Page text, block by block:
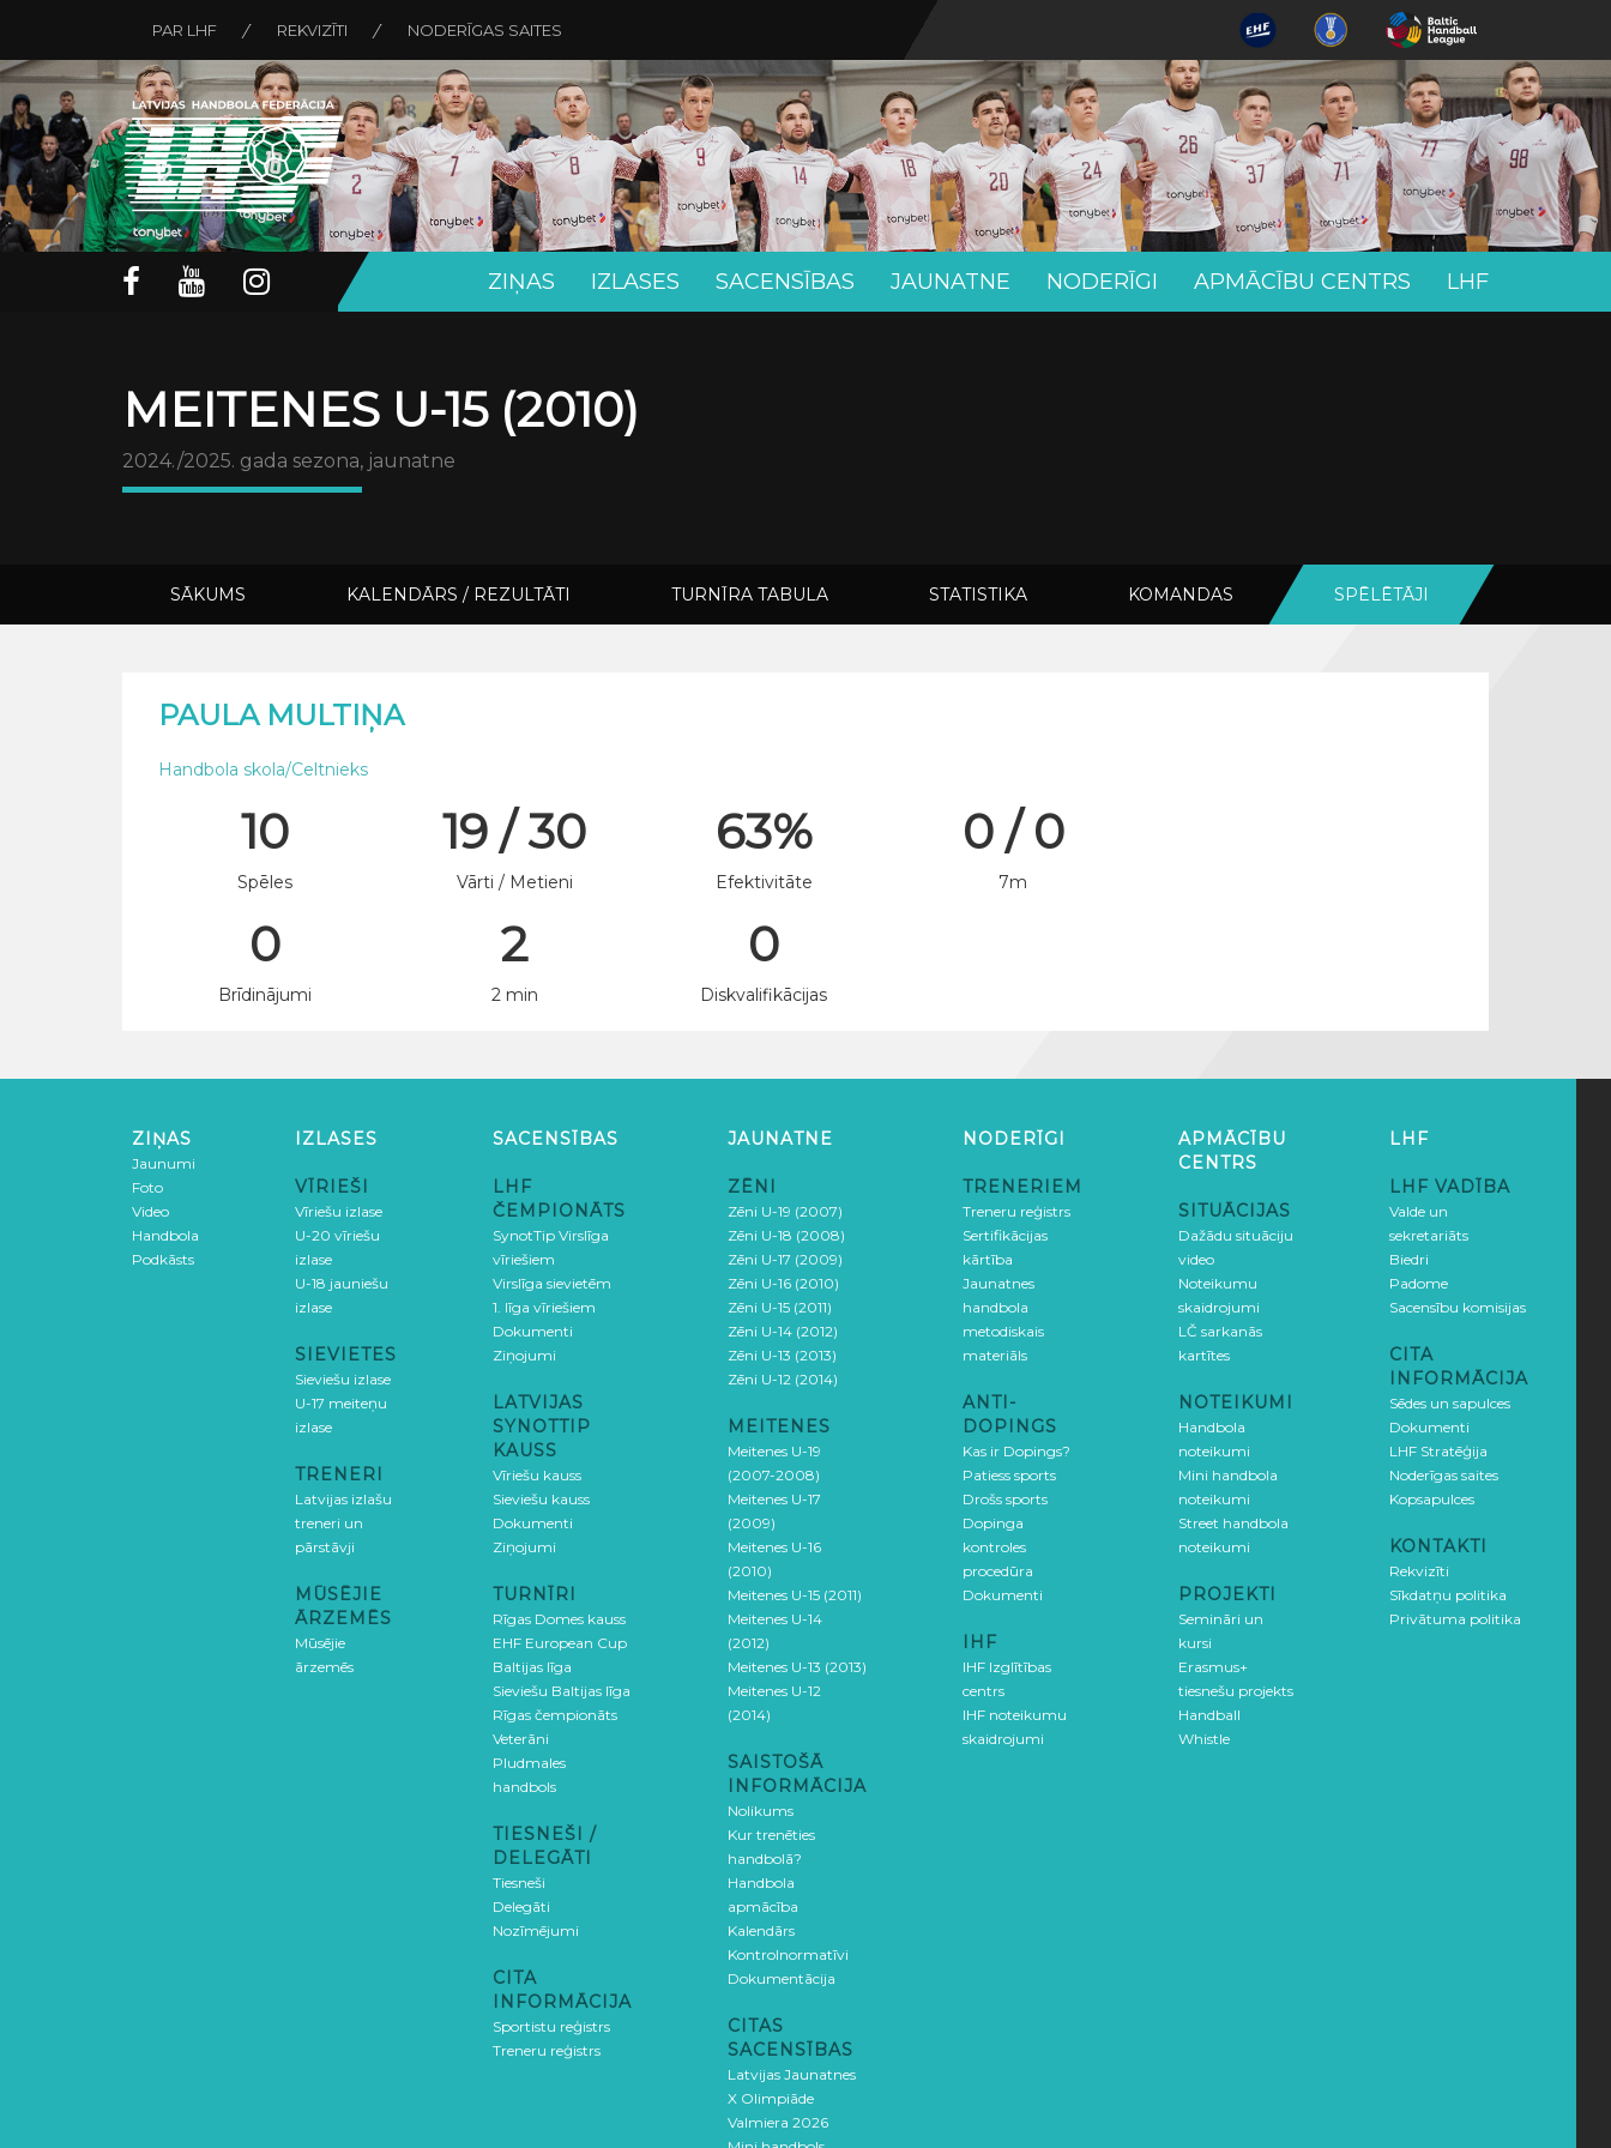
PAR LHF REKVIZĪTI NODERĪGAS SAITES
ZIŅAS IZLASES SACENSĪBAS JAUNATNE NODERĪGI APMĀCĪBU CENTRS LHF
MEITENES U-15 (2010)
2024./2025. gada sezona, jaunatne
SĀKUMS KALENDĀRS / REZULTĀTI TURNĪRA TABULA STATISTIKA KOMANDAS SPĒLĒTĀJI
PAULA MULTIŅA
Handbola skola/Celtnieks
10
Spēles
19 / 30
Vārti / Metieni
63%
Efektivitāte
0 / 0
7m
0
Brīdinājumi
2
2 min
0
Diskvalifikācijas
ZIŅAS
Jaunumi
Foto
Video
Handbola
Podkāsts
IZLASES
VĪRIEŠI
Vīriešu izlase
U-20 vīriešu
izlase
U-18 jauniešu
izlase
SIEVIETES
Sieviešu izlase
U-17 meiteņu
izlase
TRENERI
Latvijas izlašu
treneri un
pārstāvji
MŪSĒJIE
ĀRZEMĒS
Mūsējie
ārzemēs
SACENSĪBAS
LHF
ČEMPIONĀTS
SynotTip Virslīga
vīriešiem
Virslīga sievietēm
1. līga vīriešiem
Dokumenti
Ziņojumi
LATVIJAS
SYNOTTIP
KAUSS
Vīriešu kauss
Sieviešu kauss
Dokumenti
Ziņojumi
TURNĪRI
Rīgas Domes kauss
EHF European Cup
Baltijas līga
Sieviešu Baltijas līga
Rīgas čempionāts
Veterāni
Pludmales
handbols
TIESNEŠI /
DELEGĀTI
Tiesneši
Delegāti
Nozīmējumi
CITA
INFORMĀCIJA
Sportistu reģistrs
Treneru reģistrs
JAUNATNE
ZĒNI
Zēni U-19 (2007)
Zēni U-18 (2008)
Zēni U-17 (2009)
Zēni U-16 (2010)
Zēni U-15 (2011)
Zēni U-14 (2012)
Zēni U-13 (2013)
Zēni U-12 (2014)
MEITENES
Meitenes U-19
(2007-2008)
Meitenes U-17
(2009)
Meitenes U-16
(2010)
Meitenes U-15 (2011)
Meitenes U-14
(2012)
Meitenes U-13 (2013)
Meitenes U-12
(2014)
SAISTOŠĀ
INFORMĀCIJA
Nolikums
Kur trenēties
handbolā?
Handbola
apmācība
Kalendārs
Kontrolnormatīvi
Dokumentācija
CITAS
SACENSĪBAS
Latvijas Jaunatnes
X Olimpiāde
Valmiera 2026
NODERĪGI
TRENERIEM
Treneru reģistrs
Sertifikācijas
kārtība
Jaunatnes
handbola
metodiskais
materiāls
ANTI-
DOPINGS
Kas ir Dopings?
Patiess sports
Drošs sports
Dopinga
kontroles
procedūra
Dokumenti
IHF
IHF Izglītības
centrs
IHF noteikumu
skaidrojumi
APMĀCĪBU
CENTRS
SITUĀCIJAS
Dažādu situāciju
video
Noteikumu
skaidrojumi
LČ sarkanās
kartītes
NOTEIKUMI
Handbola
noteikumi
Mini handbola
noteikumi
Street handbola
noteikumi
PROJEKTI
Semināri un
kursi
Erasmus+
tiesnešu projekts
Handball
Whistle
LHF
LHF VADĪBA
Valde un
sekretariāts
Biedri
Padome
Sacensību komisijas
CITA
INFORMĀCIJA
Sēdes un sapulces
Dokumenti
LHF Stratēģija
Noderīgas saites
Kopsapulces
KONTAKTI
Rekvizīti
Sīkdatņu politika
Privātuma politika